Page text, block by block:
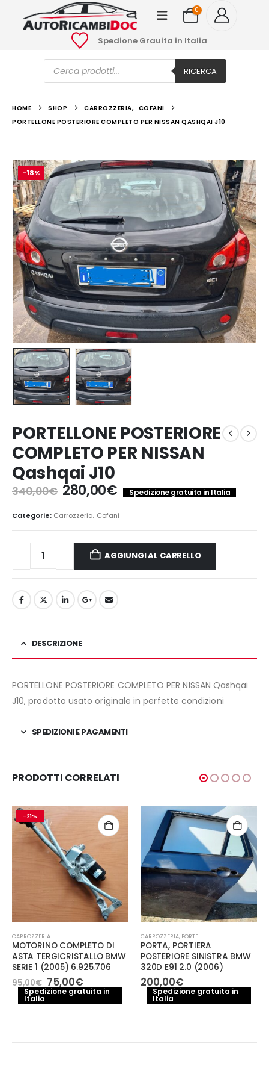
0
Spedione Grauita in Italia
Ricerca
prodotti RICERCA
HOME SHOP CARROZZERIA, COFANI
PORTELLONE POSTERIORE COMPLETO PER NISSAN QASHQAI J10
-18%
PORTELLONE POSTERIORE
COMPLETO PER NISSAN
Qashqai J10
340,00€ Il
prezzo
originale
era:
340,00€.
280,00€Il
prezzo
attuale
è:
280,00€.
Spedizione gratuita in Italia
Categorie: Carrozzeria, Cofani
AGGIUNGI AL CARRELLO
DESCRIZIONE
PORTELLONE POSTERIORE COMPLETO PER NISSAN Qashqai
J10, prodotto usato originale in perfette condizioni
SPEDIZIONI E PAGAMENTI
PRODOTTI CORRELATI
-21%
CARROZZERIA
MOTORINO COMPLETO DI
ASTA TERGICRISTALLO BMW
SERIE 1 (2005) 6.925.706
95,00€ Il
prezzo
originale
75,00€Il
prezzo
attuale
Spedizione gratuita in
Italia
CARROZZERIA, PORTE
PORTA, PORTIERA
POSTERIORE SINISTRA BMW
320D E91 2.0 (2006)
200,00€
Spedizione gratuita in
Italia